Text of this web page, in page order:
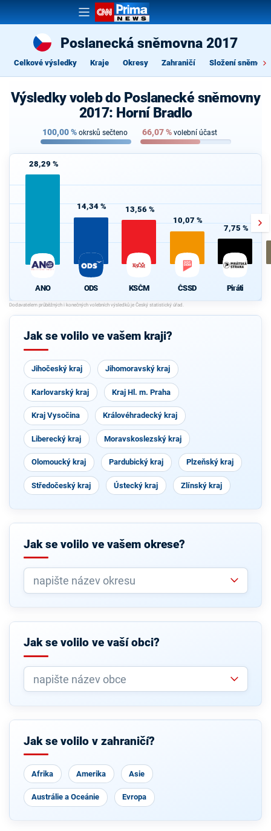
Poslanecká sněmovna 2017
Celkové výsledky Kraje Okresy Zahraničí Složení
Výsledky voleb do Poslanecké sněmovny
2017: Horní Bradlo
100,00% okrsků sečteno 66,07% volební účast
28,29 %
ANO
14,34 %
ODS
13,56 %
KSČM
10,07 %
ČSSD
7,75 %
Piráti
Jak se volilo ve vašem kraji?
Jihočeský kraj Jihomoravský kraj
Karlovarský kraj Kraj Hl. m. Praha
Kraj Vysočina Královéhradecký kraj
Liberecký kraj Moravskoslezský kraj
Olomoucký kraj Pardubický kraj Plzeňský kraj
Středočeský kraj Ústecký kraj Zlínský kraj
Jak se volilo ve vašem okrese?
Jak se volilo ve vaší obci?
Jak se volilo v zahraničí?
Afrika Amerika Asie
Austrálie a Oceánie Evropa